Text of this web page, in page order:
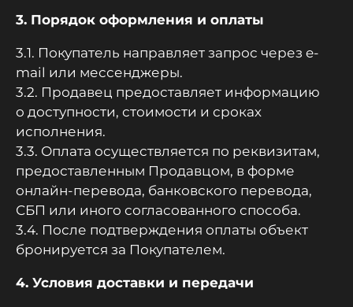
3. Порядок оформления и оплаты
3.1. Покупатель направляет запрос через e-
mail или мессенджеры.
3.2. Продавец предоставляет информацию
о доступности, стоимости и сроках
исполнения.
3.3. Оплата осуществляется по реквизитам,
предоставленным Продавцом, в форме
онлайн-перевода, банковского перевода,
СБП или иного согласованного способа.
3.4. После подтверждения оплаты объект
бронируется за Покупателем.
4. Условия доставки и передачи